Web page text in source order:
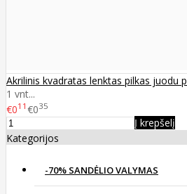
Akrilinis kvadratas lenktas pilkas juodu
1 vnt...
€011 €035
Į krepšelį
Kategorijos
-70% SANDĖLIO VALYMAS